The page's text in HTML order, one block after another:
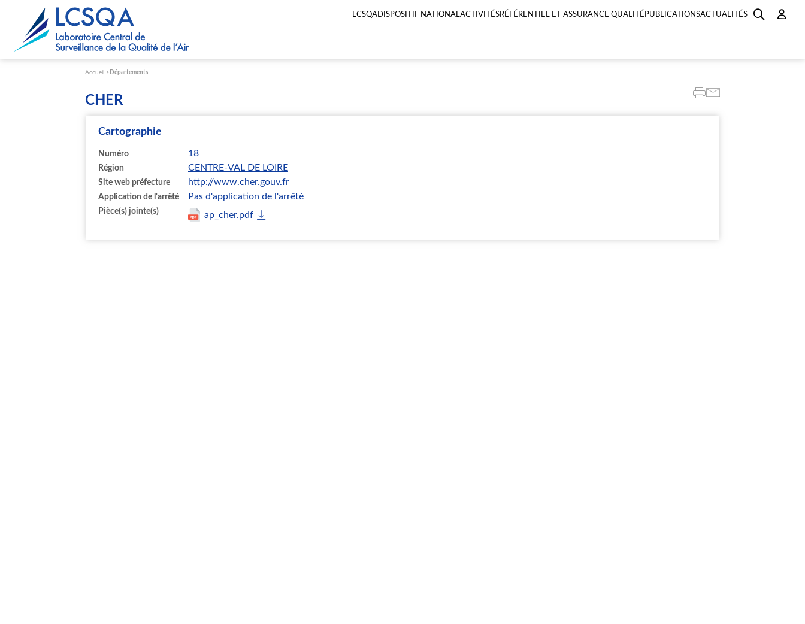
LCSQADISPOSITIF NATIONALACTIVITÉSRÉFÉRENTIEL ET ASSURANCE QUALITÉ PUBLICATIONSACTUALITÉS
Accueil Départements
CHER
Cartographie
Numéro 18
Région CENTRE-VAL DE LOIRE
Site web préfecture http://www.cher.gouv.fr
Application de l'arrêté Pas d'application de l'arrêté
Pièce(s) jointe(s) ap_cher.pdf
Paramétrer les cookies